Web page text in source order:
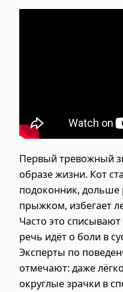
Первый тревожный
образе жизни. Кот
подоконник, дольше
прыжком, избегает
Часто это
речь идёт о боли в
Эксперты по
отмечают: даже
округлые зрачки в